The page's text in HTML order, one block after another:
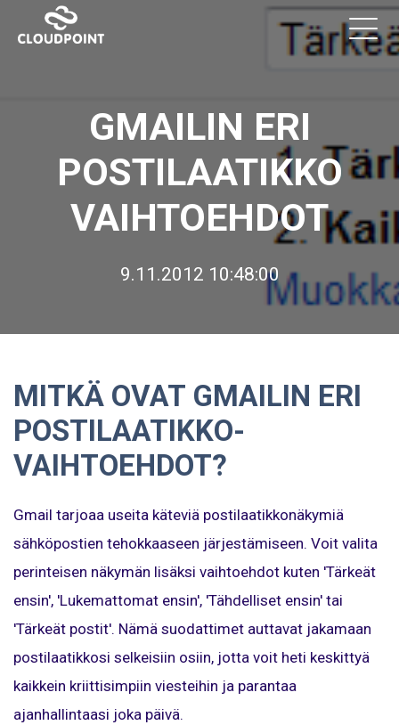
GMAILIN ERI
POSTILAATIKKO
VAIHTOEHDOT
9.11.2012 10:48:00
MITKÄ OVAT GMAILIN ERI
POSTILAATIKKO-
VAIHTOEHDOT?
Gmail tarjoaa useita käteviä postilaatikkonäkymiä
sähköpostien tehokkaaseen järjestämiseen. Voit valita
perinteisen näkymän lisäksi vaihtoehdot kuten 'Tärkeät
ensin', 'Lukemattomat ensin', 'Tähdelliset ensin' tai
'Tärkeät postit'. Nämä suodattimet auttavat jakamaan
postilaatikkosi selkeisiin osiin, jotta voit heti keskittyä
kaikkein kriittisimpiin viesteihin ja parantaa
ajanhallintaasi joka päivä.